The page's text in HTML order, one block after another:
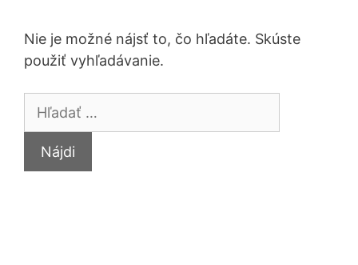
Nie je možné nájsť to, čo hľadáte. Skúste
použiť vyhľadávanie.
Hľadať: